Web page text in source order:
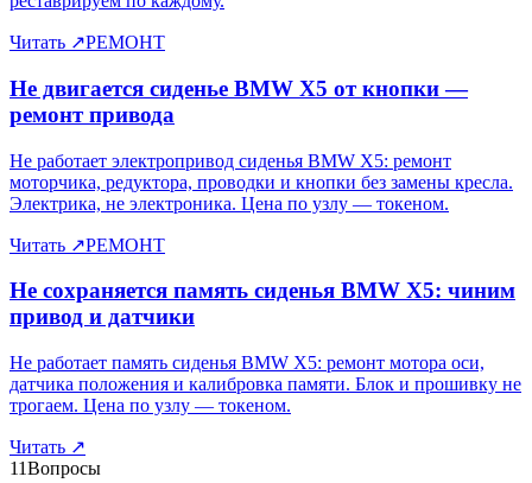
Читать ↗РЕМОНТ
Не двигается сиденье BMW X5 от кнопки —
ремонт привода
Не работает электропривод сиденья BMW X5: ремонт
моторчика, редуктора, проводки и кнопки без замены кресла.
Электрика, не электроника. Цена по узлу — токеном.
Читать ↗РЕМОНТ
Не сохраняется память сиденья BMW X5: чиним
привод и датчики
Не работает память сиденья BMW X5: ремонт мотора оси,
датчика положения и калибровка памяти. Блок и прошивку не
трогаем. Цена по узлу — токеном.
Читать ↗
11Вопросы